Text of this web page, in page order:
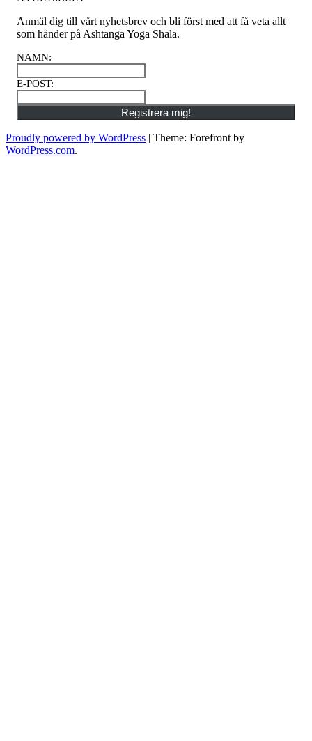
Anmäl dig till vårt nyhetsbrev och bli först med att få veta allt
som händer på Ashtanga Yoga Shala.
NAMN:
E-POST:
Registrera mig!
Proudly powered by WordPress | Theme: Forefront by
WordPress.com.